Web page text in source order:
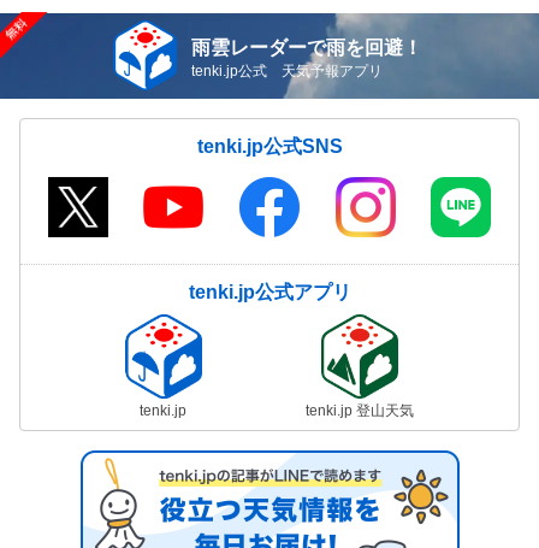
雨雲レーダーで雨を回避！
tenki.jp公式 天気予報アプリ
tenki.jp公式SNS
tenki.jp公式アプリ
tenki.jp tenki.jp 登山天気